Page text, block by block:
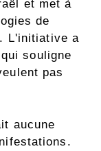
et met à
de
L'initiative a
souligne
pas
aucune